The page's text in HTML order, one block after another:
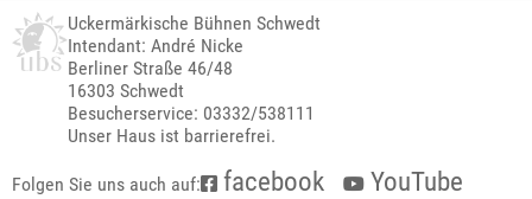
Uckermärkische Bühnen Schwedt
Intendant: André Nicke
Berliner Straße 46/48
16303 Schwedt
Besucherservice: 03332/538111
Unser Haus ist barrierefrei.
Folgen Sie uns auch auf: facebook
YouTube